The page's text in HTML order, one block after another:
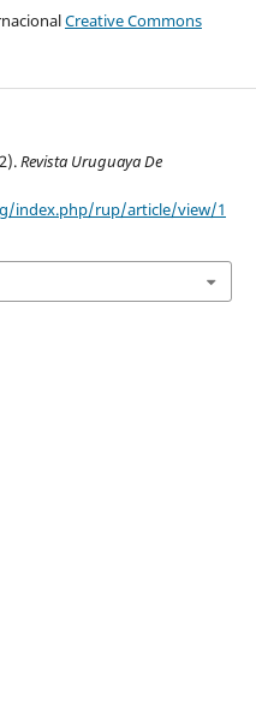
Creative Commons
Revista Uruguaya De
index.php/rup/article/view/1